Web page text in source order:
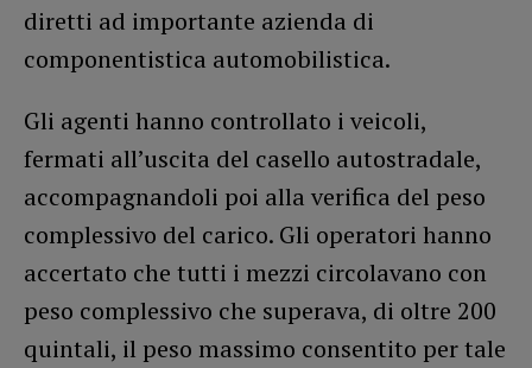
diretti ad importante azienda di
componentistica automobilistica.
Gli agenti hanno controllato i veicoli,
fermati all’uscita del casello autostradale,
accompagnandoli poi alla verifica del peso
complessivo del carico. Gli operatori hanno
accertato che tutti i mezzi circolavano con
peso complessivo che superava, di oltre 200
quintali, il peso massimo consentito per tale